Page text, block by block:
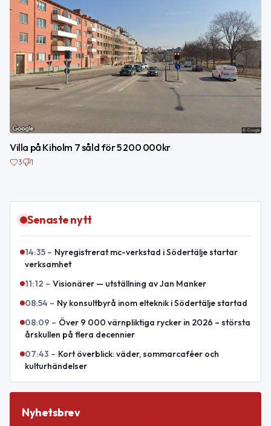
Villa på Kiholm 7 såld för 5 200 000kr
3 1
Senaste nytt
14:35 – Nyregistrerat mc-verkstad i Södertälje startar
verksamhet
11:12 – Visionärer — utställning av Jan Manker
08:54 – Ny konsultbyrå inom elteknik i Södertälje startad
08:09 – Över 9 000 värnpliktiga rycker in 2026 – största
årskullen på flera decennier
07:43 – Kort överblick: väder, sommarcaféer och
kulturhändelser
Nyhetsbrev